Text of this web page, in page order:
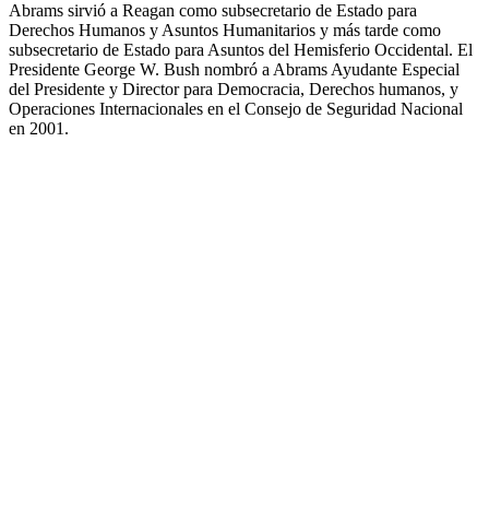
Abrams sirvió a Reagan como subsecretario de Estado para
Derechos Humanos y Asuntos Humanitarios y más tarde como
subsecretario de Estado para Asuntos del Hemisferio Occidental. El
Presidente George W. Bush nombró a Abrams Ayudante Especial
del Presidente y Director para Democracia, Derechos humanos, y
Operaciones Internacionales en el Consejo de Seguridad Nacional
en 2001.